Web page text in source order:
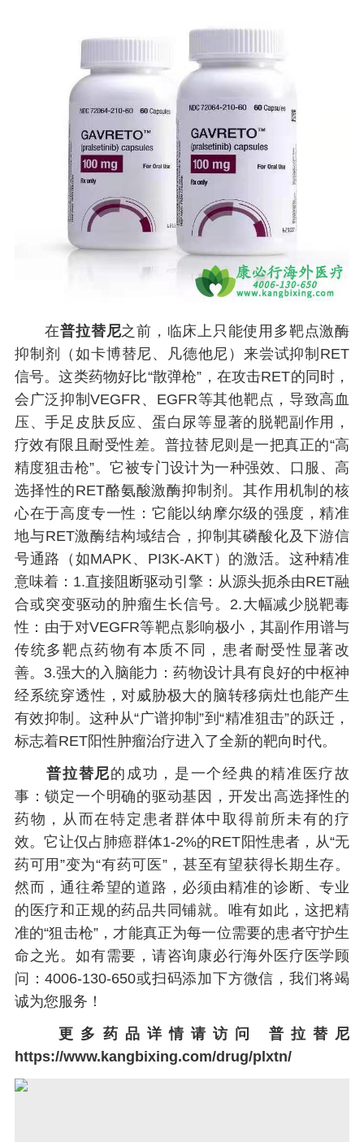
在普拉替尼之前，临床上只能使用多靶点激酶
抑制剂（如卡博替尼、凡德他尼）来尝试抑制RET
信号。这类药物好比“散弹枪”，在攻击RET的同时，
会广泛抑制VEGFR、EGFR等其他靶点，导致高血
压、手足皮肤反应、蛋白尿等显著的脱靶副作用，
疗效有限且耐受性差。普拉替尼则是一把真正的“高
精度狙击枪”。它被专门设计为一种强效、口服、高
选择性的RET酪氨酸激酶抑制剂。其作用机制的核
心在于高度专一性：它能以纳摩尔级的强度，精准
地与RET激酶结构域结合，抑制其磷酸化及下游信
号通路（如MAPK、PI3K-AKT）的激活。这种精准
意味着：1.直接阻断驱动引擎：从源头扼杀由RET融
合或突变驱动的肿瘤生长信号。2.大幅减少脱靶毒
性：由于对VEGFR等靶点影响极小，其副作用谱与
传统多靶点药物有本质不同，患者耐受性显著改
善。3.强大的入脑能力：药物设计具有良好的中枢神
经系统穿透性，对威胁极大的脑转移病灶也能产生
有效抑制。这种从“广谱抑制”到“精准狙击”的跃迁，
标志着RET阳性肿瘤治疗进入了全新的靶向时代。
普拉替尼的成功，是一个经典的精准医疗故
事：锁定一个明确的驱动基因，开发出高选择性的
药物，从而在特定患者群体中取得前所未有的疗
效。它让仅占肺癌群体1-2%的RET阳性患者，从“无
药可用”变为“有药可医”，甚至有望获得长期生存。
然而，通往希望的道路，必须由精准的诊断、专业
的医疗和正规的药品共同铺就。唯有如此，这把精
准的“狙击枪”，才能真正为每一位需要的患者守护生
命之光。如有需要，请咨询康必行海外医疗医学顾
问：4006-130-650或扫码添加下方微信，我们将竭
诚为您服务！
更多药品详情请访问 普拉替尼
https://www.kangbixing.com/drug/plxtn/